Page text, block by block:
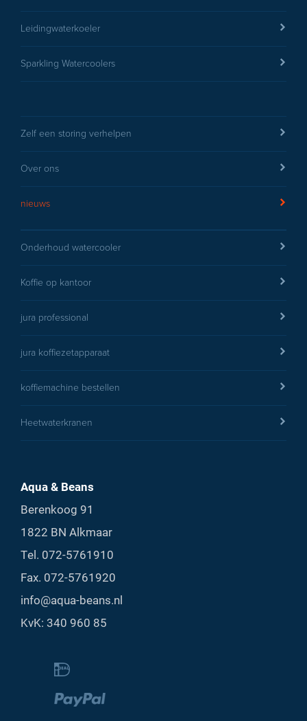
Leidingwaterkoeler
Sparkling Watercoolers
Zelf een storing verhelpen
Over ons
nieuws
Onderhoud watercooler
Koffie op kantoor
jura professional
jura koffiezetapparaat
koffiemachine bestellen
Heetwaterkranen
Aqua & Beans
Berenkoog 91
1822 BN Alkmaar
Tel. 072-5761910
Fax. 072-5761920
info@aqua-beans.nl
KvK: 340 960 85